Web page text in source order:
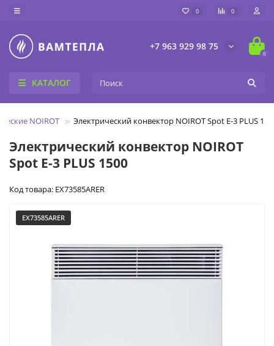
0 0
+7 963 929 98 75
0
КАТАЛОГ
NOIROT Электрический конвектор NOIROT Spot E-3 PLUS
Электрический конвектор NOIROT
Spot E-3 PLUS 1500
Код товара: EX73585ARER
EX73585ARER